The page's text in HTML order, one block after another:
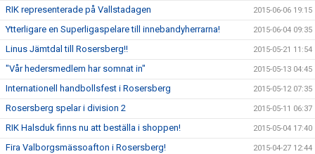
RIK representerade på Vallstadagen 2015-06-06 19:15
Ytterligare en Superligaspelare till innebandyherrarna! 2015-06-04 09:35
Linus Jämtdal till Rosersberg!! 2015-05-21 11:54
"Vår hedersmedlem har somnat in" 2015-05-13 04:45
Internationell handbollsfest i Rosersberg 2015-05-12 07:35
Rosersberg spelar i division 2 2015-05-11 06:37
RIK Halsduk finns nu att beställa i shoppen! 2015-05-04 17:40
Fira Valborgsmässoafton i Rosersberg! 2015-04-27 12:44